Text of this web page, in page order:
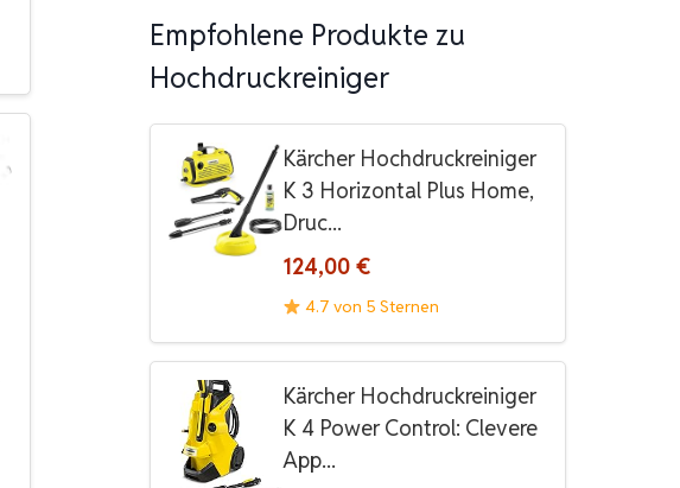
Empfohlene Produkte zu
Hochdruckreiniger
Kärcher Hochdruckreiniger
K 3 Horizontal Plus Home,
Druc...
124,00 €
4.7 von 5 Sternen
Kärcher Hochdruckreiniger
K 4 Power Control: Clevere
App...